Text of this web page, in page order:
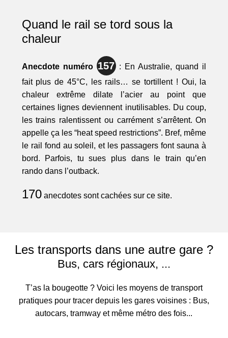
Quand le rail se tord sous la
chaleur
Anecdote numéro 157: En Australie, quand il
fait plus de 45°C, les rails… se tortillent ! Oui, la
chaleur extrême dilate l’acier au point que
certaines lignes deviennent inutilisables. Du coup,
les trains ralentissent ou carrément s’arrêtent. On
appelle ça les “heat speed restrictions”. Bref, même
le rail fond au soleil, et les passagers font sauna à
bord. Parfois, tu sues plus dans le train qu’en
rando dans l’outback.
170anecdotes sont cachées sur ce site.
Les transports dans une autre gare ?
Bus, cars régionaux, ...
T’as la bougeotte ? Voici les moyens de transport
pratiques pour tracer depuis les gares voisines : Bus,
autocars, tramway et même métro des fois...